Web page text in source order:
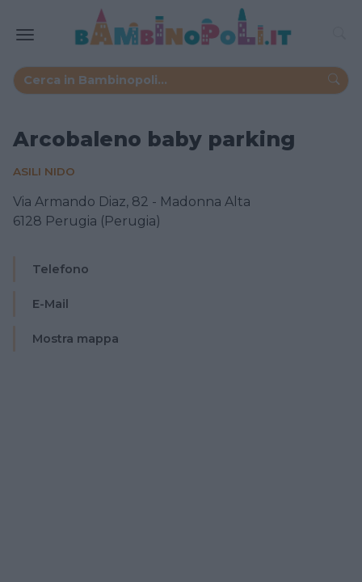
Arcobaleno baby parking
ASILI NIDO
Via Armando Diaz, 82 - Madonna Alta
6128 Perugia (Perugia)
Telefono
E-Mail
Mostra mappa